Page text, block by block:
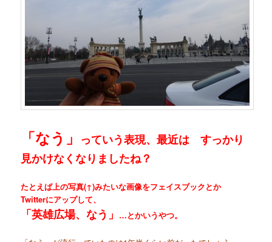
「なう」 っていう表現、最近は すっかり
見かけなくなりましたね？
たとえば上の写真(↑)みたいな画像をフェイスブックとか
Twitterにアップして、
「英雄広場、なう」 …とかいうやつ。